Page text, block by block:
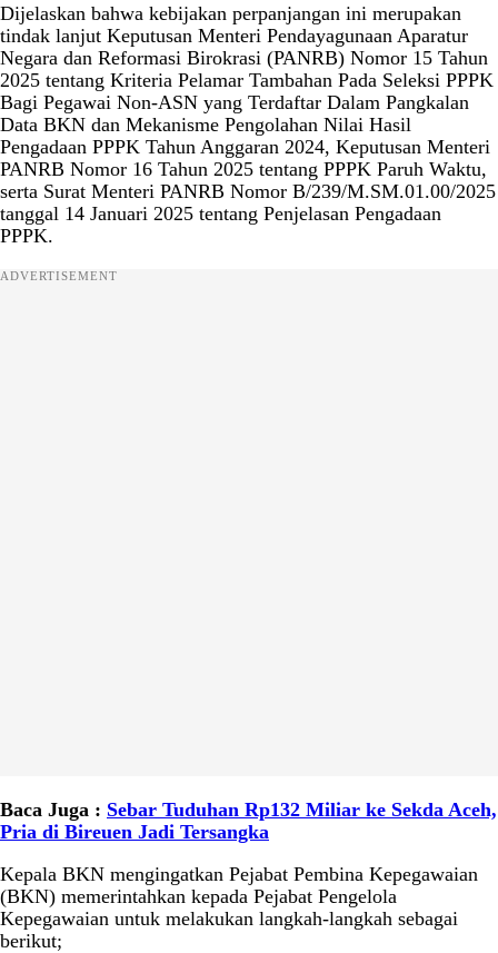
Dijelaskan bahwa kebijakan perpanjangan ini merupakan
tindak lanjut Keputusan Menteri Pendayagunaan Aparatur
Negara dan Reformasi Birokrasi (PANRB) Nomor 15 Tahun
2025 tentang Kriteria Pelamar Tambahan Pada Seleksi PPPK
Bagi Pegawai Non-ASN yang Terdaftar Dalam Pangkalan
Data BKN dan Mekanisme Pengolahan Nilai Hasil
Pengadaan PPPK Tahun Anggaran 2024, Keputusan Menteri
PANRB Nomor 16 Tahun 2025 tentang PPPK Paruh Waktu,
serta Surat Menteri PANRB Nomor B/239/M.SM.01.00/2025
tanggal 14 Januari 2025 tentang Penjelasan Pengadaan
PPPK.
ADVERTISEMENT
Baca Juga : Sebar Tuduhan Rp132 Miliar ke Sekda Aceh,
Pria di Bireuen Jadi Tersangka
Kepala BKN mengingatkan Pejabat Pembina Kepegawaian
(BKN) memerintahkan kepada Pejabat Pengelola
Kepegawaian untuk melakukan langkah-langkah sebagai
berikut;